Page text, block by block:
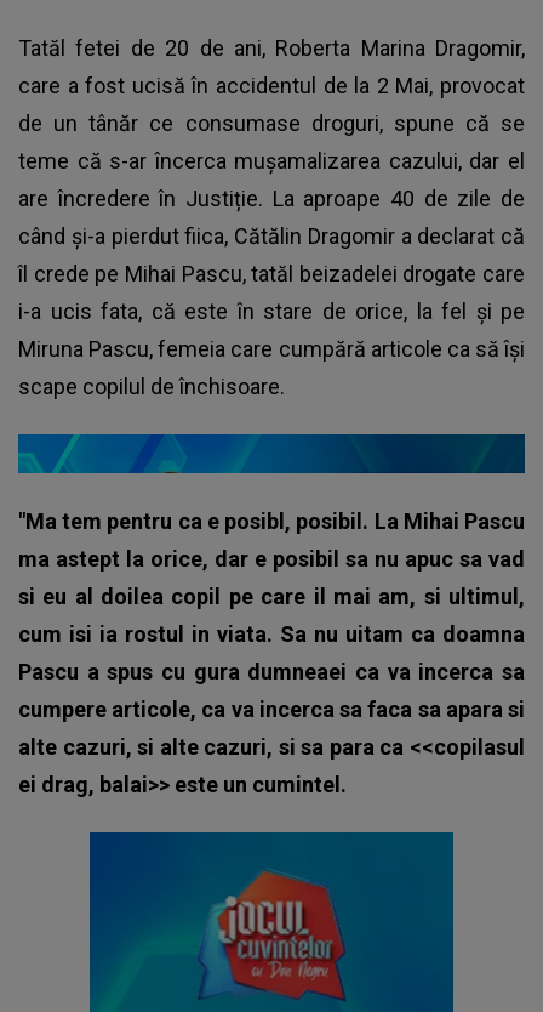
Tatăl fetei de 20 de ani, Roberta Marina Dragomir,
care a fost ucisă în accidentul de la 2 Mai, provocat
de un tânăr ce consumase droguri, spune că se
teme că s-ar încerca mușamalizarea cazului, dar el
are încredere în Justiție. La aproape 40 de zile de
când și-a pierdut fiica, Cătălin Dragomir a declarat că
îl crede pe Mihai Pascu, tatăl beizadelei drogate care
i-a ucis fata, că este în stare de orice, la fel și pe
Miruna Pascu, femeia care cumpără articole ca să își
scape copilul de închisoare.
"Ma tem pentru ca e posibl, posibil. La Mihai Pascu
ma astept la orice, dar e posibil sa nu apuc sa vad
si eu al doilea copil pe care il mai am, si ultimul,
cum isi ia rostul in viata. Sa nu uitam ca doamna
Pascu a spus cu gura dumneaei ca va incerca sa
cumpere articole, ca va incerca sa faca sa apara si
alte cazuri, si alte cazuri, si sa para ca <<copilasul
ei drag, balai>> este un cumintel.